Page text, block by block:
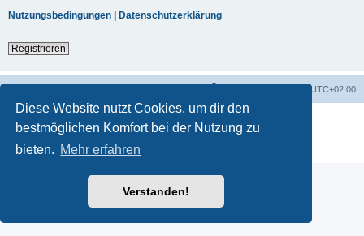
Diese Website nutzt Cookies, um dir den
bestmöglichen Komfort bei der Nutzung zu
bieten. Mehr erfahren
Verstanden!
Nutzungsbedingungen
Datenschutzerklärung
Registrieren
UTC+02:00
Deutsche Übersetzung durchphpBB.de
Datenschutz